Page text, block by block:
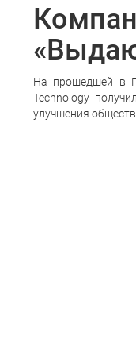
На прошедшей в
Technology
улучшения